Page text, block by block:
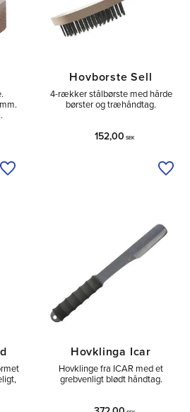
Tilføj til ønskeliste
Hovborste Sell
4-rækker stålbørste med hårde
børster og træhåndtag.
152,00 SEK
Hovklinga Icar
Hovklinge fra ICAR med et
grebvenligt blødt håndtag.